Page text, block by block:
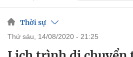
Thời sự
thứ sáu, 14/08/2020 - 21:25